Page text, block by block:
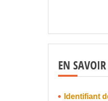
EN
Identifiant